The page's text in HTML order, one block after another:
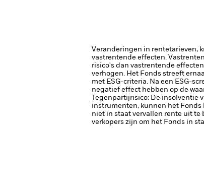
Veranderingen in rentetarieven,
vastrentende effecten.
risico's dan vastrentende
verhogen. Het Fonds streeft
met ESG-criteria. Na een ESG-
negatief effect hebben op de
Tegenpartijrisico: De
instrumenten, kunnen het
niet in staat vervallen rente uit
verkopers zijn om het Fonds in